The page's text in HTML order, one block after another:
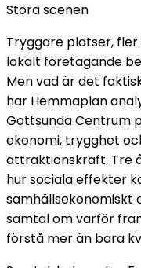
Stora scenen
Tryggare platser,
lokalt företagande
Men vad är det
har Hemmaplan
Gottsunda Centrum
ekonomi, trygghet
attraktionskraft. Tre
hur sociala effekter
samhällsekonomiskt
samtal om varför
förstå mer än bara